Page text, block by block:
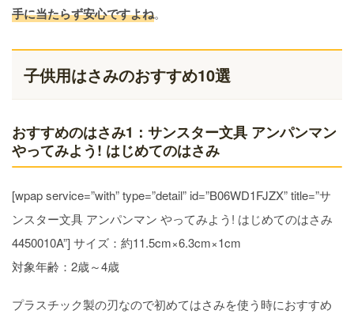
手に当たらず安心ですよね。
子供用はさみのおすすめ10選
おすすめのはさみ1：サンスター文具 アンパンマン
やってみよう! はじめてのはさみ
[wpap service=”with” type=”detail” id=”B06WD1FJZX” title=”サ
ンスター文具 アンパンマン やってみよう! はじめてのはさみ
4450010A”] サイズ：約11.5cm×6.3cm×1cm
対象年齢：2歳～4歳
プラスチック製の刃なので初めてはさみを使う時におすすめ